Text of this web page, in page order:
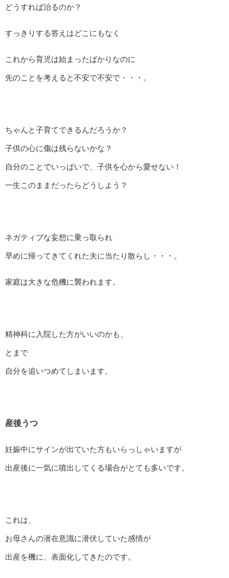
どうすれば治るのか？
すっきりする答えはどこにもなく
これから育児は始まったばかりなのに
先のことを考えると不安で不安で・・・。
ちゃんと子育てできるんだろうか？
子供の心に傷は残らないかな？
自分のことでいっぱいで、子供を心から愛せない！
一生このままだったらどうしよう？
ネガティブな妄想に乗っ取られ
早めに帰ってきてくれた夫に当たり散らし・・・。
家庭は大きな危機に襲われます。
精神科に入院した方がいいのかも、
とまで
自分を追いつめてしまいます。
産後うつ
妊娠中にサインが出ていた方もいらっしゃいますが
出産後に一気に噴出してくる場合がとても多いです。
これは、
お母さんの潜在意識に潜伏していた感情が
出産を機に、表面化してきたのです。